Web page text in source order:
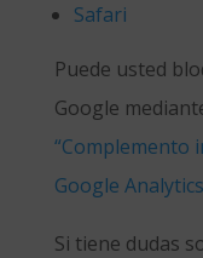
Safari
Puede usted
Google
“Complemento
Google
Si tiene dudas